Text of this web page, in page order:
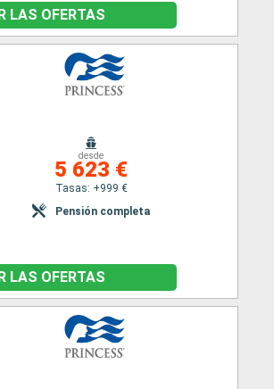
LAS OFERTAS
desde
5 623 €
Tasas: +999 €
Pensión completa
LAS OFERTAS